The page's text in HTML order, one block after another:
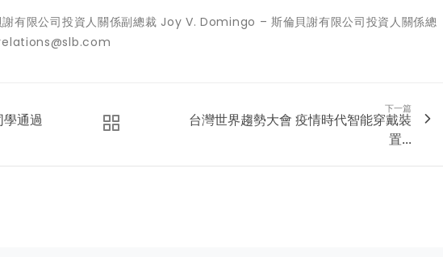
限公司投資人關係副總裁 Joy V. Domingo – 斯倫貝謝有限公司投資人關係總
通過
下一篇
台灣世界趨勢大會 疫情時代智能穿戴裝
置...